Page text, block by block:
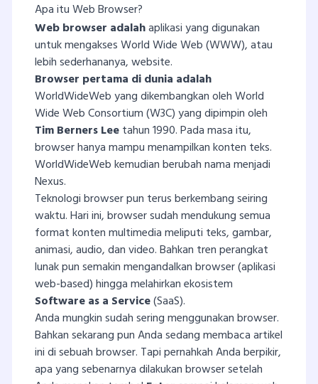
Apa itu Web Browser?
Web browser adalahaplikasi yang digunakan
untuk mengakses World Wide Web (WWW), atau
lebih sederhananya, website.
Browser pertama di dunia adalah
WorldWideWeb yang dikembangkan oleh World
Wide Web Consortium (W3C) yang dipimpin oleh
Tim Berners Leetahun 1990. Pada masa itu,
browser hanya mampu menampilkan konten teks.
WorldWideWeb kemudian berubah nama menjadi
Nexus.
Teknologi browser pun terus berkembang seiring
waktu. Hari ini, browser sudah mendukung semua
format konten multimedia meliputi teks, gambar,
animasi, audio, dan video. Bahkan tren perangkat
lunak pun semakin mengandalkan browser (aplikasi
web-based) hingga melahirkan ekosistem
Software as a Service(SaaS).
Anda mungkin sudah sering menggunakan browser.
Bahkan sekarang pun Anda sedang membaca artikel
ini di sebuah browser. Tapi pernahkah Anda berpikir,
apa yang sebenarnya dilakukan browser setelah